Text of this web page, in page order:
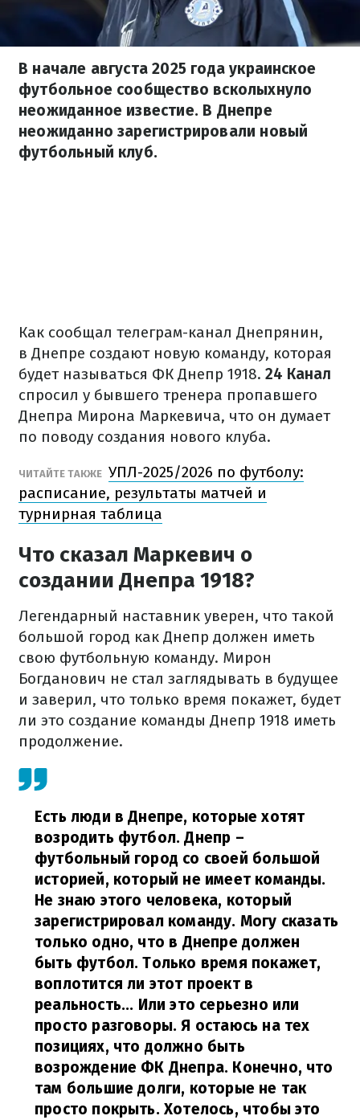
В начале августа 2025 года украинское
футбольное сообщество всколыхнуло
неожиданное известие. В Днепре
неожиданно зарегистрировали новый
футбольный клуб.
Как сообщал телеграм-канал Днепрянин,
в Днепре создают новую команду, которая
будет называться ФК Днепр 1918. 24 Канал
спросил у бывшего тренера пропавшего
Днепра Мирона Маркевича, что он думает
по поводу создания нового клуба.
ЧИТАЙТЕ ТАКЖЕ УПЛ-2025/2026 по футболу:
расписание, результаты матчей и
турнирная таблица
Что сказал Маркевич о
создании Днепра 1918?
Легендарный наставник уверен, что такой
большой город как Днепр должен иметь
свою футбольную команду. Мирон
Богданович не стал заглядывать в будущее
и заверил, что только время покажет, будет
ли это создание команды Днепр 1918 иметь
продолжение.
Есть люди в Днепре, которые хотят
возродить футбол. Днепр –
футбольный город со своей большой
историей, который не имеет команды.
Не знаю этого человека, который
зарегистрировал команду. Могу сказать
только одно, что в Днепре должен
быть футбол. Только время покажет,
воплотится ли этот проект в
реальность... Или это серьезно или
просто разговоры. Я остаюсь на тех
позициях, что должно быть
возрождение ФК Днепра. Конечно, что
там большие долги, которые не так
просто покрыть. Хотелось, чтобы это